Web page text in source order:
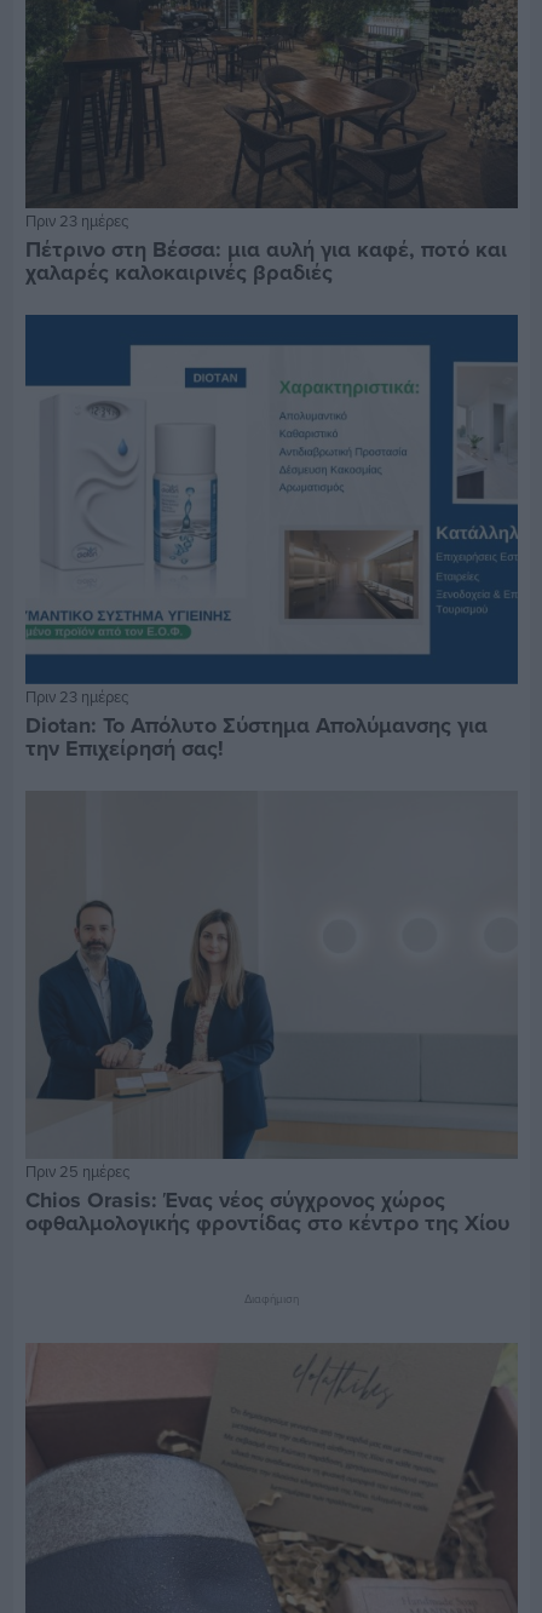
Πριν 23 ημέρες
Πέτρινο στη Βέσσα: μια αυλή για καφέ, ποτό και
χαλαρές καλοκαιρινές βραδιές
Πριν 23 ημέρες
Diotan: Το Απόλυτο Σύστημα Απολύμανσης για
την Επιχείρησή σας!
Πριν 25 ημέρες
Chios Orasis: Ένας νέος σύγχρονος χώρος
οφθαλμολογικής φροντίδας στο κέντρο της Χίου
Διαφήμιση